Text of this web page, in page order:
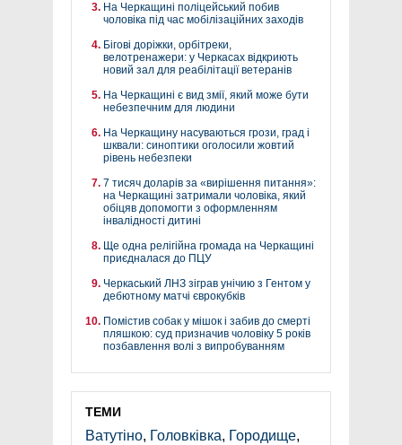
На Черкащині поліцейський побив
чоловіка під час мобілізаційних заходів
Бігові доріжки, орбітреки,
велотренажери: у Черкасах відкриють
новий зал для реабілітації ветеранів
На Черкащині є вид змії, який може бути
небезпечним для людини
На Черкащину насуваються грози, град і
шквали: синоптики оголосили жовтий
рівень небезпеки
7 тисяч доларів за «вирішення питання»:
на Черкащині затримали чоловіка, який
обіцяв допомогти з оформленням
інвалідності дитині
Ще одна релігійна громада на Черкащині
приєдналася до ПЦУ
Черкаський ЛНЗ зіграв унічию з Гентом у
дебютному матчі єврокубків
Помістив собак у мішок і забив до смерті
пляшкою: суд призначив чоловіку 5 років
позбавлення волі з випробуванням
ТЕМИ
Ватутіно, Головківка, Городище,